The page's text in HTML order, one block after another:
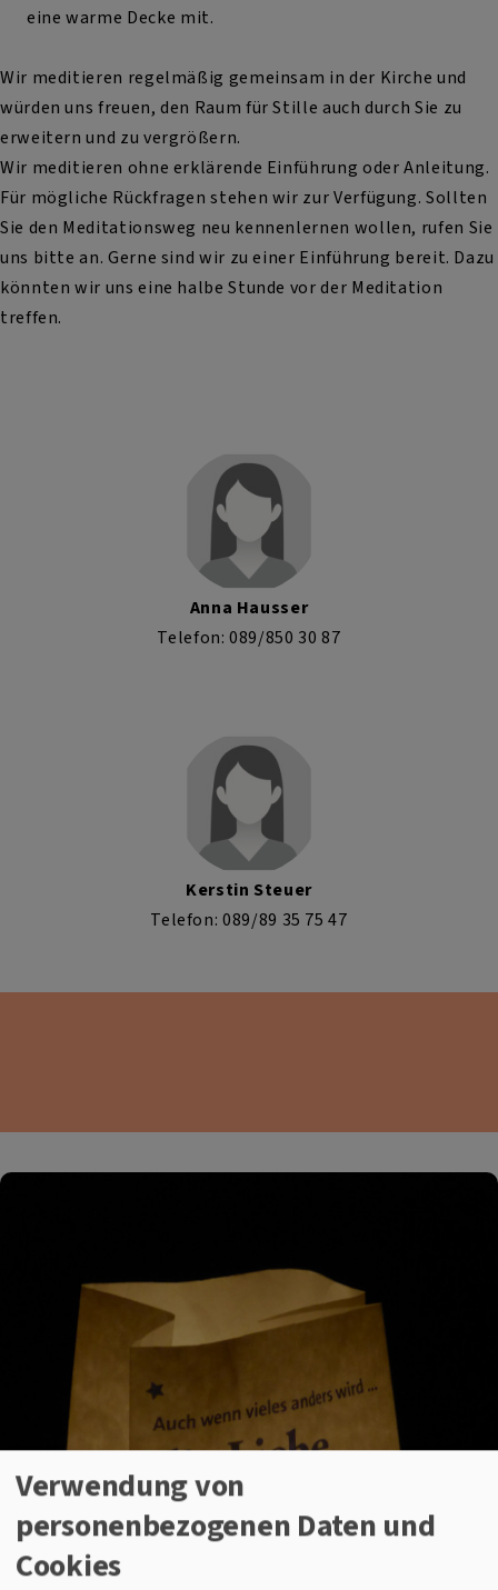
eine warme Decke mit.
Wir meditieren regelmäßig gemeinsam in der Kirche und
würden uns freuen, den Raum für Stille auch durch Sie zu
erweitern und zu vergrößern.
Wir meditieren ohne erklärende Einführung oder Anleitung.
Für mögliche Rückfragen stehen wir zur Verfügung. Sollten
Sie den Meditationsweg neu kennenlernen wollen, rufen Sie
uns bitte an. Gerne sind wir zu einer Einführung bereit. Dazu
könnten wir uns eine halbe Stunde vor der Meditation
treffen.
Anna Hausser
Telefon: 089/850 30 87
Kerstin Steuer
Telefon: 089/89 35 75 47
Verwendung von
personenbezogenen Daten und
Cookies